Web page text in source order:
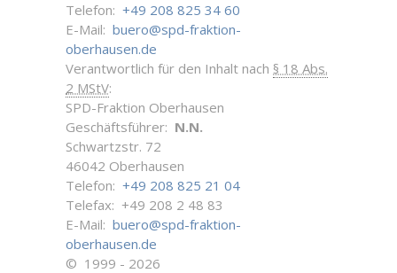
Telefon: +49 208 825 34 60
E-Mail: buero@spd-fraktion-
oberhausen.de
Verantwortlich für den Inhalt nach § 18 Abs.
2 MStV:
SPD-Fraktion Oberhausen
Geschäftsführer: N.N.
Schwartzstr. 72
46042 Oberhausen
Telefon: +49 208 825 21 04
Telefax: +49 208 2 48 83
E-Mail: buero@spd-fraktion-
oberhausen.de
© 1999 - 2026